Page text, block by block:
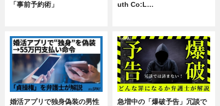
「事前予約術」
uth Co:L…
婚活アプリで独身偽装の男性
急増中の「爆破予告」冗談で